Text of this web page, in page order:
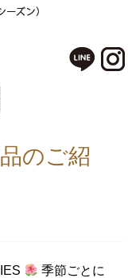
のご紹
季節ごとに